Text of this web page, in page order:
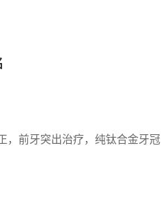
，前牙突出治疗，纯钛合金牙冠